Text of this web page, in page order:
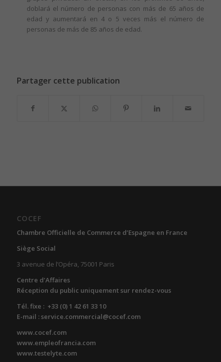
doblará el número de personas con más de 65 años de
edad y aumentará en 4 o 5 veces más el número de
personas de más de 85 años de edad.
Partager cette publication
COCEF
Chambre Officielle de Commerce d’Espagne en France
Siège Social
3 avenue de l’Opéra, 75001 Paris
Centre d’Affaires
Réception du public uniquement sur rendez-vous
Tél. fixe : +33 (0) 1 42 61 33 10
E-mail : service.commercial@cocef.com
www.cocef.com
www.empleofrancia.com
www.testelyte.com